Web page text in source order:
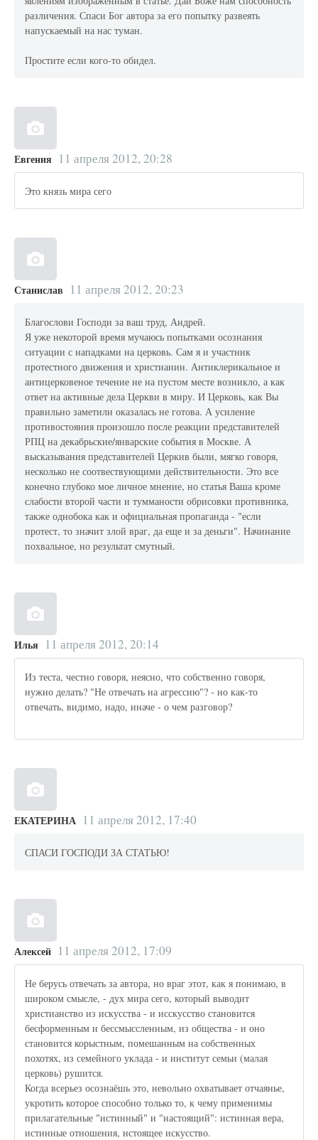
различения. Спаси Бог автора за его попытку развеять
напускаемый на нас туман.
Простите если кого-то обидел.
Евгения 11 апреля 2012, 20:28
Это князь мира сего
Станислав 11 апреля 2012, 20:23
Благослови Господи за ваш труд, Андрей.
Я уже некоторой время мучаюсь попытками осознания
ситуации с нападками на церковь. Сам я и участник
протестного движения и христианин. Антиклерикальное и
антицерковеное течение не на пустом месте возникло, а как
ответ на активные дела Церкви в миру. И Церковь, как Вы
правильно заметили оказалась не готова. А усиление
противостояния произошло после реакции представителей
РПЦ на декабрьские/январские события в Москве. А
высказывания представителей Церкив были, мягко говоря,
несколько не соотвествующими действительности. Это все
конечно глубоко мое личное мнение, но статья Ваша кроме
слабости второй части и тумманости обрисовки противника,
также однобока как и официальная пропаганда - "если
протест, то значит злой враг, да еще и за деньги". Начинание
похвальное, но результат смутный.
Илья 11 апреля 2012, 20:14
Из теста, честно говоря, неясно, что собственно говоря,
нужно делать? "Не отвечать на агрессию"? - но как-то
отвечать, видимо, надо, иначе - о чем разговор?
ЕКАТЕРИНА 11 апреля 2012, 17:40
СПАСИ ГОСПОДИ ЗА СТАТЬЮ!
Алексей 11 апреля 2012, 17:09
Не берусь отвечать за автора, но враг этот, как я понимаю, в
широком смысле, - дух мира сего, который выводит
христианство из искусства - и исскусство становится
бесформенным и бессмыссленным, из общества - и оно
становится корыстным, помешанным на собственных
похотях, из семейного уклада - и институт семьи (малая
церковь) рушится.
Когда всерьез осознаёшь это, невольно охватывает отчаянье,
укротить которое способно только то, к чему применимы
прилагательные "истинный" и "настоящий": истинная вера,
истинные отношения, нстоящее искусство.